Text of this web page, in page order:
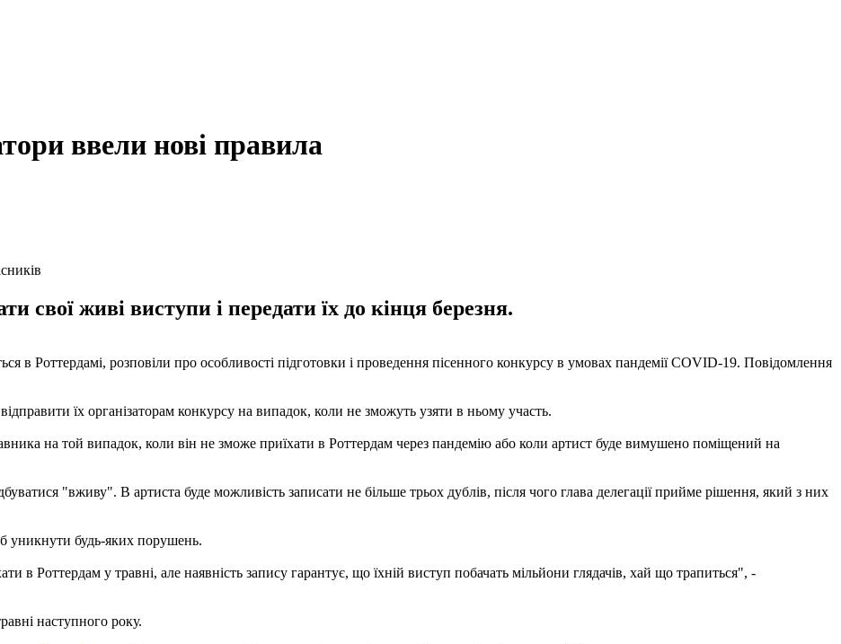
ввели нові правила
свої живі виступи і передати їх до кінця березня.
в Роттердамі, розповіли про особливості підготовки і проведення пісенного конкурсу в умовах пандемії COVID-19. Повідомлення
їх організаторам конкурсу на випадок, коли не зможуть узяти в ньому участь.
на той випадок, коли він не зможе приїхати в Роттердам через пандемію або коли артист буде вимушено поміщений на
"вживу". В артиста буде можливість записати не більше трьох дублів, після чого глава делегації прийме рішення, який з них
уникнути будь-яких порушень.
в Роттердам у травні, але наявність запису гарантує, що їхній виступ побачать мільйони глядачів, хай що трапиться", -
наступного року.